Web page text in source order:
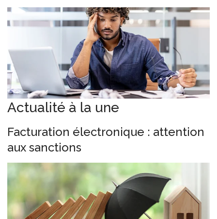
Actualité à la une
Facturation électronique : attention
aux sanctions